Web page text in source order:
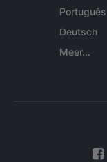
Português
Deutsch
Meer...